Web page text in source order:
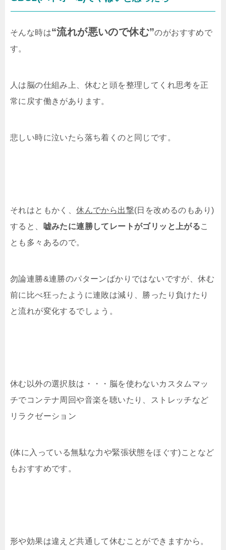
そんな時は“流れが悪いので休む”のがおすすめで
す。
人は脳の仕組み上、休むと頭を整理してくれ思考を正
常に戻す働きがあります。
悲しい時に泣いたら落ち着くのと同じです。
それはともかく、休んでから出撃(日を改めるのもあり)
すると、
嘘みたに連勝してレートがゴリッと上がるこ
とも多々あるので。
勿論連勝&連勝のパターンばかりではないですが、休む
前に比べ狂ったように連敗は減り、勝ったり負けたり
と流れが変化するでしょう。
休む以外の選択肢は・・・脳を使わないカスタムマッ
チでコンテナ周回や音楽を聴いたり、ストレッチなど
リラクゼーション
(体に入っている無駄な力や緊張状態をほぐす)ことなど
もおすすめです。
形や効果は違えど共通して休むことができますから。